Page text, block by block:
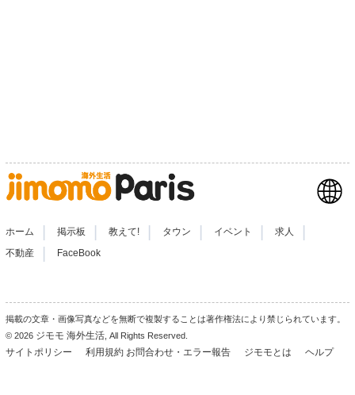
ホーム | 掲示板 | 教えて! | タウン | イベント | 求人 |
不動産 FaceBook
掲載の文章・画像写真などを無断で複製することは著作権法により禁じられています。
© 2026 ジモモ 海外生活 , All Rights Reserved.
サイトポリシー 利用規約 お問合わせ・エラー報告 ジモモとは ヘルプ